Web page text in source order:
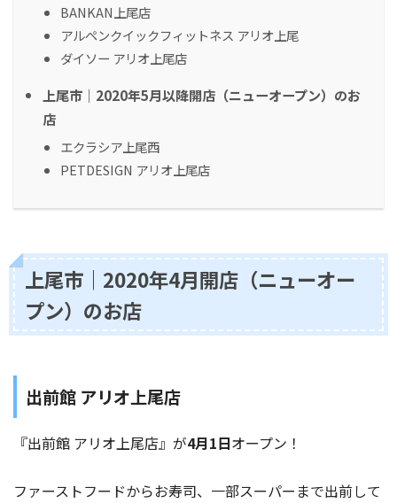
BANKAN上尾店
アルペンクイックフィットネス アリオ上尾
ダイソー アリオ上尾店
上尾市｜2020年5月以降開店（ニューオープン）のお
店
エクラシア上尾西
PETDESIGN アリオ上尾店
上尾市｜2020年4月開店（ニューオー
プン）のお店
出前館 アリオ上尾店
『出前館 アリオ上尾店』が4月1日オープン！
ファーストフードからお寿司、一部スーパーまで出前して